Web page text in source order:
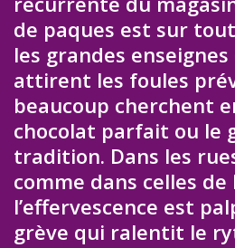
de paques est sur
les grandes
attirent les foules
beaucoup cherchent
chocolat parfait ou le
tradition. Dans les
comme dans celles de
l’effervescence est
grève qui ralentit le